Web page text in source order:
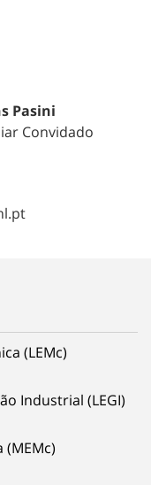
Pasini
Convidado
(LEMc)
Industrial (LEGI)